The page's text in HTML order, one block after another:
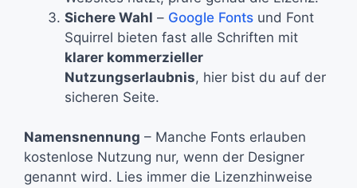
Sichere Wahl – Google Fonts und Font
Squirrel bieten fast alle Schriften mit
klarer kommerzieller
Nutzungserlaubnis, hier bist du auf der
sicheren Seite.
Namensnennung – Manche Fonts erlauben
kostenlose Nutzung nur, wenn der Designer
genannt wird. Lies immer die Lizenzhinweise